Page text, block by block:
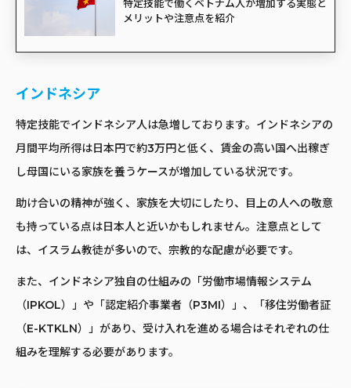
特定技能で働くベトナム人が増加する実態と
メリットや注意点を紹介
インドネシア
特定技能でインドネシア人は急増しております。インドネシアの
月間平均所得は日本円で約3万円と低く、賃金の高い国へ出稼ぎ
し母国にいる家族を養うケースが増加している状況です。
助け合いの精神が強く、家族を大切にしたり、目上の人への敬意
も持っている点は日本人と近いかもしれません。注意点として
は、イスラム教徒が多いので、宗教的な配慮が必要です。
また、インドネシア独自の仕組みの「労働市場情報システム
（IPKOL）」や「認定紹介事業者（P3MI）」、「移住労働者証
（E-KTKLN）」があり、受け入れを進める場合はそれぞれの仕
組みを理解する必要があります。